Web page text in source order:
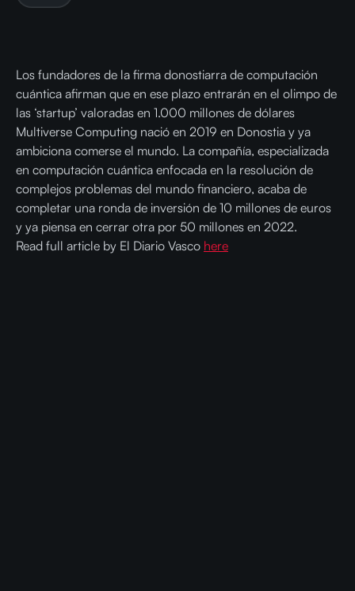
Los fundadores de la firma donostiarra de computación
cuántica afirman que en ese plazo entrarán en el olimpo de
las ‘startup’ valoradas en 1.000 millones de dólares
Multiverse Computing nació en 2019 en Donostia y ya
ambiciona comerse el mundo. La compañía, especializada
en computación cuántica enfocada en la resolución de
complejos problemas del mundo financiero, acaba de
completar una ronda de inversión de 10 millones de euros
y ya piensa en cerrar otra por 50 millones en 2022.
Read full article by El Diario Vasco here